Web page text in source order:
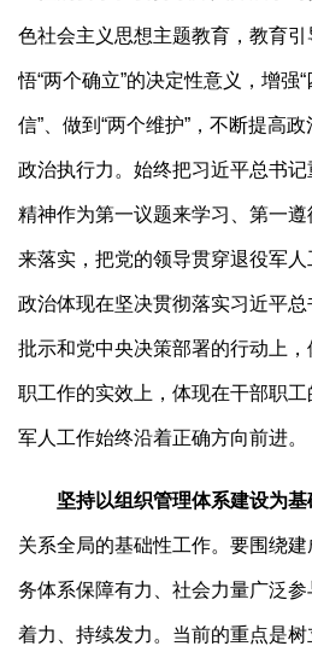
色社会主义思想主题教育，教育
悟“两个确立”的决定性意义，增强
信”、做到“两个维护”，不断提高
政治执行力。始终把习近平总书
精神作为第一议题来学习、第一
来落实，把党的领导贯穿退役军
政治体现在坚决贯彻落实习近平
批示和党中央决策部署的行动上
职工作的实效上，体现在干部职
军人工作始终沿着正确方向前进。
坚持以组织管理体系建设为基
关系全局的基础性工作。要围绕
务体系保障有力、社会力量广泛
着力、持续发力。当前的重点是树